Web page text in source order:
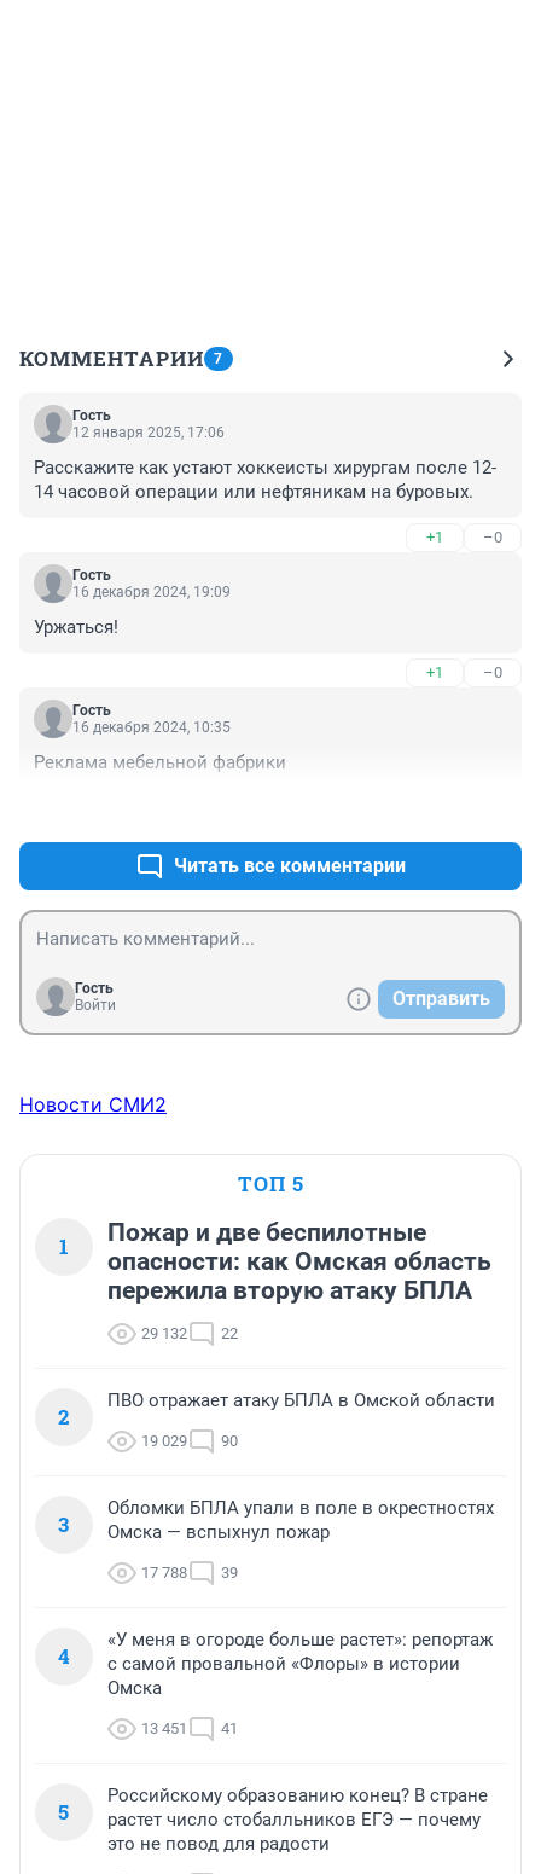
КОММЕНТАРИИ 7
Гость
12 января 2025, 17:06
Расскажите как устают хоккеисты хирургам после 12-
14 часовой операции или нефтяникам на буровых.
+1 –0
Гость
16 декабря 2024, 19:09
Уржаться!
+1 –0
Гость
16 декабря 2024, 10:35
Реклама мебельной фабрики
Читать все комментарии
Гость
Войти
Отправить
Новости СМИ2
ТОП 5
1
Пожар и две беспилотные
опасности: как Омская область
пережила вторую атаку БПЛА
29 132 22
2
ПВО отражает атаку БПЛА в Омской области
19 029 90
3
Обломки БПЛА упали в поле в окрестностях
Омска — вспыхнул пожар
17 788 39
4
«У меня в огороде больше растет»: репортаж
с самой провальной «Флоры» в истории
Омска
13 451 41
5
Российскому образованию конец? В стране
растет число стобалльников ЕГЭ — почему
это не повод для радости